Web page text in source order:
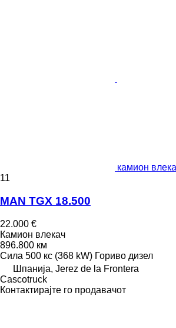
камион
11
MAN TGX 18.500
22.000 €
Камион влекач
896.800 км
Сила 500 кс (368 kW) Гориво дизел
Шпанија, Jerez de la Frontera
Сascotruck
Контактирајте го продавачот